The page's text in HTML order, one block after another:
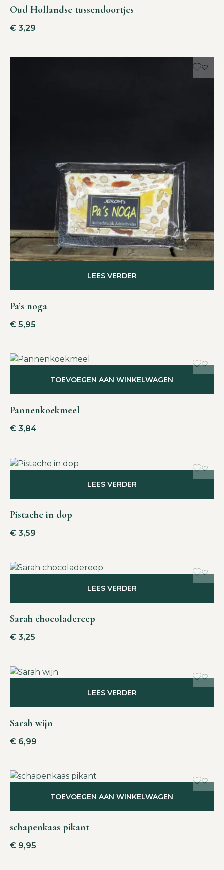
Oud Hollandse tussendoortjes
€ 3,29
Pa’s noga
€ 5,95
LEES VERDER
Pannenkoekmeel
€ 3,84
TOEVOEGEN AAN WINKELWAGEN
Pistache in dop
€ 3,59
LEES VERDER
Sarah chocoladereep
€ 3,25
LEES VERDER
Sarah wijn
€ 6,99
LEES VERDER
schapenkaas pikant
€ 9,95
TOEVOEGEN AAN WINKELWAGEN